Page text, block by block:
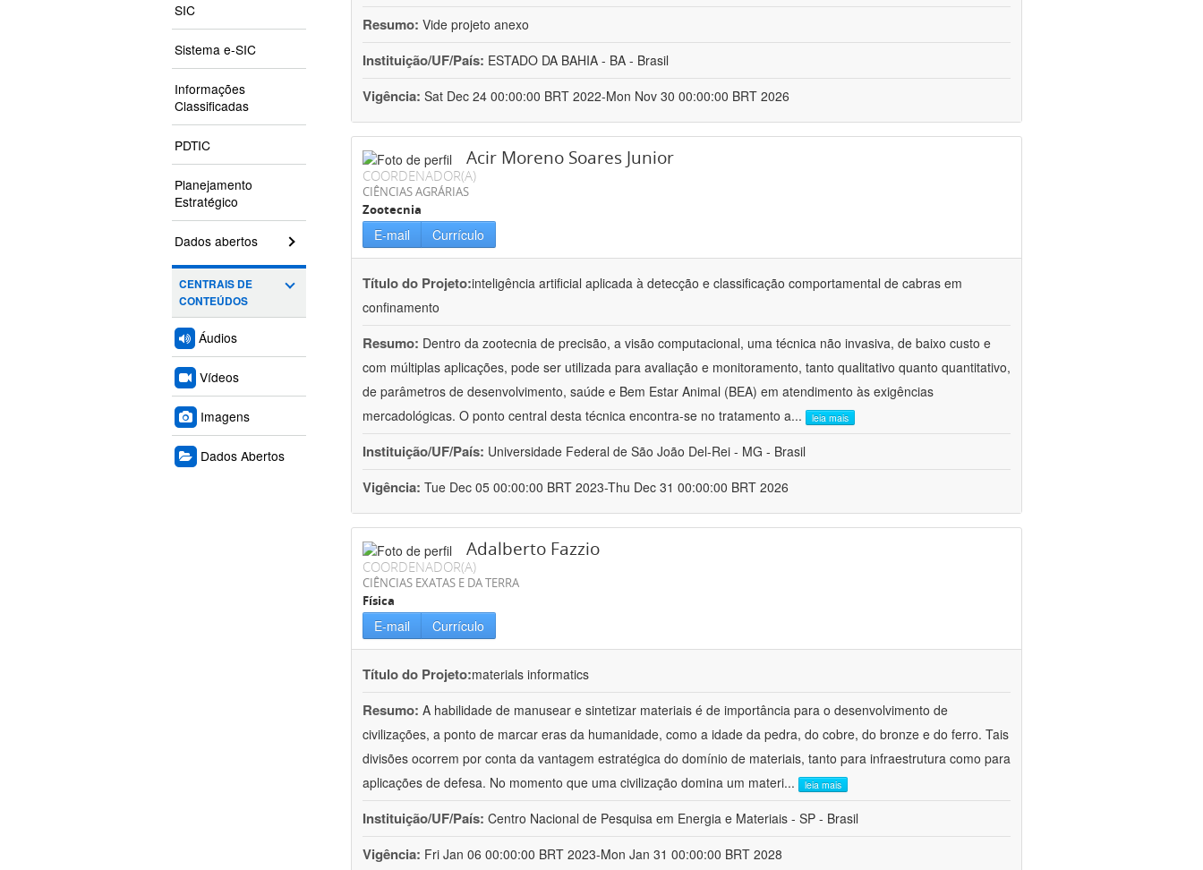
SIC
Sistema e-SIC
Informações
Classificadas
PDTIC
Planejamento
Estratégico
Dados abertos
CENTRAIS DE
CONTEÚDOS
Áudios
Vídeos
Imagens
Dados Abertos
Resumo: Vide projeto anexo
Instituição/UF/País: ESTADO DA BAHIA - BA - Brasil
Vigência: Sat Dec 24 00:00:00 BRT 2022-Mon Nov 30 00:00:00 BRT 2026
Acir Moreno Soares Junior
COORDENADOR(A)
CIÊNCIAS AGRÁRIAS
Zootecnia
E-mail Currículo
Título do Projeto:inteligência artificial aplicada à detecção e classificação comportamental de cabras em
confinamento
Resumo: Dentro da zootecnia de precisão, a visão computacional, uma técnica não invasiva, de baixo custo e
com múltiplas aplicações, pode ser utilizada para avaliação e monitoramento, tanto qualitativo quanto quantitativo,
de parâmetros de desenvolvimento, saúde e Bem Estar Animal (BEA) em atendimento às exigências
mercadológicas. O ponto central desta técnica encontra-se no tratamento a... leia mais
Instituição/UF/País: Universidade Federal de São João Del-Rei - MG - Brasil
Vigência: Tue Dec 05 00:00:00 BRT 2023-Thu Dec 31 00:00:00 BRT 2026
Adalberto Fazzio
COORDENADOR(A)
CIÊNCIAS EXATAS E DA TERRA
Física
E-mail Currículo
Título do Projeto:materials informatics
Resumo: A habilidade de manusear e sintetizar materiais é de importância para o desenvolvimento de
civilizações, a ponto de marcar eras da humanidade, como a idade da pedra, do cobre, do bronze e do ferro. Tais
divisões ocorrem por conta da vantagem estratégica do domínio de materiais, tanto para infraestrutura como para
aplicações de defesa. No momento que uma civilização domina um materi... leia mais
Instituição/UF/País: Centro Nacional de Pesquisa em Energia e Materiais - SP - Brasil
Vigência: Fri Jan 06 00:00:00 BRT 2023-Mon Jan 31 00:00:00 BRT 2028